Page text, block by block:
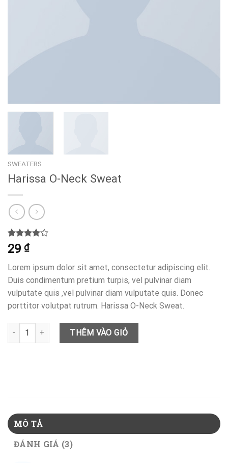
SWEATERS
Harissa O-Neck Sweat
4.00 trên
5 dựa
3
giá
29 ₫
Lorem ipsum dolor sit amet, consectetur adipiscing elit.
Duis condimentum pretium turpis, vel pulvinar diam
vulputate quis ,vel pulvinar diam vulputate quis. Donec
porttitor volutpat rutrum. Harissa O-Neck Sweat.
Harissa O-Neck Sweat số lượng
THÊM VÀO GIỎ
MÔ TẢ
ĐÁNH GIÁ (3)